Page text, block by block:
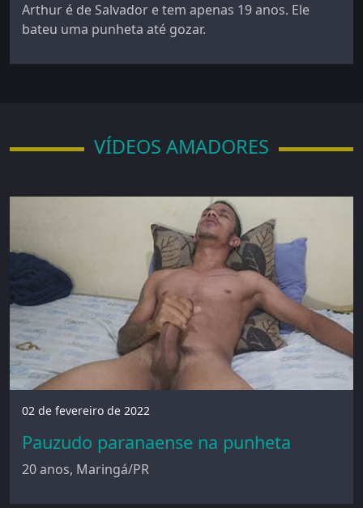
Arthur é de Salvador e tem apenas 19 anos. Ele
bateu uma punheta até gozar.
VÍDEOS AMADORES
02 de fevereiro de 2022
Pauzudo paranaense na punheta
20 anos, Maringá/PR